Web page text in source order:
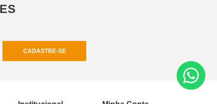
CADASTRE-SE